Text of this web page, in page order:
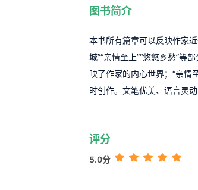
图书简介
本书所有篇章可以反映作家
城”“亲情至上”“悠悠乡愁”等
映了作家的内心世界；“亲情
时创作。文笔优美、语言灵
评分
5.0分